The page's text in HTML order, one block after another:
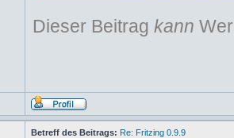
Dieser Beitrag kann
Betreff des Beitrags: Re: Fritzing 0.9.9